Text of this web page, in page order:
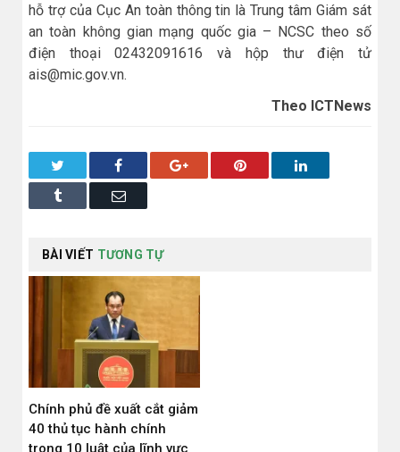
hỗ trợ của Cục An toàn thông tin là Trung tâm Giám sát
an toàn không gian mạng quốc gia – NCSC theo số
điện thoại 02432091616 và hộp thư điện tử
ais@mic.gov.vn.
Theo ICTNews
Facebook Google+ Pinterest LinkedIn
Tumblr Email
BÀI VIẾT TƯƠNG TỰ
Chính phủ đề xuất cắt giảm
40 thủ tục hành chính
trong 10 luật của lĩnh vực